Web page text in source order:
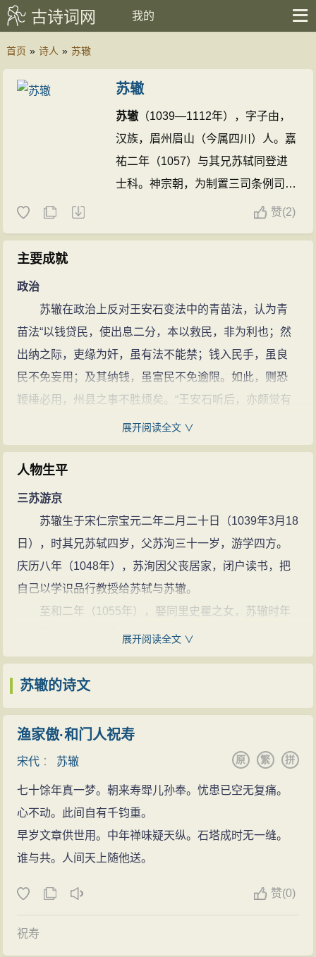
古诗词网 我的
首页 » 诗人 » 苏辙
苏辙
苏辙 （1039—1112年），字子由，
汉族，眉州眉山（今属四川）人。嘉
祐二年（1057）与其兄苏轼同登进
士科。神宗朝，为制置三司条例司属
官。因反对王安石变法，出为河南推
州复太中大夫，又降居许州，致仕。
自号颍滨遗老。卒，谥文定。唐宋八
名句(7条)
赞(2)
主要成就
政治
苏辙在政治上反对王安石变法中的青苗法，认为青
苗法“以钱贷民，使出息二分，本以救民，非为利也；然
出纳之际，吏缘为奸，虽有法不能禁；钱入民手，虽良
民不免妄用；及其纳钱，虽富民不免逾限。如此，则恐
鞭棰必用，州县之事不胜烦矣。“王安石听后，亦颇觉有
宋哲宗初年”元祐更化“，苏辙在京师，多所论议。当
时司马光变熙宁之法，废除雇役法，恢复差役法，苏辙
极言不可。他的这类政治主张，与其兄苏轼基本相同。
《宋史》称其“论事精确，修辞简严，未必劣于其兄。”
在回河之争中，苏辙与右相范纯仁等主张维持北
流，反对文彦博等回河东流之议复起。苏辙虽多次上疏
反对，但以高太后为主的中枢始终倾向东流，虽时停时
元年（1094年），“尽闭北流，全河之水东还故道”。
年（1099年），黄河于内黄决口，东流断绝，主流又趋
向北流，仍至乾宁军一带入海。积极主张回河的吴安
持、郑佑、李仲、李伟等被朝廷加罪，结束了第三次回
河的争论。
文学
政论与史论
苏辙生平学问深受其父兄影响，他在《历代论引》
中说：“予少而力学，先君，予师也；亡兄子瞻，予师友
称“其学出于孟子”，而实则“遍观乎百家”。在《历代论》
此。苏辙对于前辈学人，亦尊韩、欧，政治思想，亦近
展开阅读全文 ∨
人物生平
三苏游京
苏辙生于宋仁宗宝元二年二月二十日（1039年3月18
日），时其兄苏轼四岁，父苏洵三十一岁，游学四方。
庆历八年（1048年），苏洵因父丧居家，闭户读书，把
自己以学识品行教授给苏轼与苏辙。
至和二年（1055年），娶同里史瞿之女，苏辙时年
十七岁，史氏十五岁。
嘉祐元年（1056年）春，苏辙父子三人同游都城东
京（今开封），经过成都时，拜访益州知州张方平。张
嘉祐二年（1057年），苏辙、苏轼兄弟参加礼部会
苏辙名登五甲。苏辙中第后，创作《上枢密韩太尉书》
给枢密使韩琦。四月，苏辙母亲程氏去世，苏辙父子回
到蜀地。
嘉佑三年（1058年）至嘉佑四年（1059年）十月，
苏辙随父苏洵在东京游历。十二月，苏辙全家至江陵，
中所作的诗赋共七十三篇整理为《南行后集》，苏辙作
展开阅读全文 ∨
苏辙的诗文
渔家傲·和门人祝寿
宋代 ： 苏辙 拼
繁
原
七十馀年真一梦。朝来寿斝儿孙奉。忧患已空无复痛。
心不动。此间自有千钧重。
早岁文章供世用。中年禅味疑天纵。石塔成时无一缝。
谁与共。人间天上随他送。
赞(0)
祝寿